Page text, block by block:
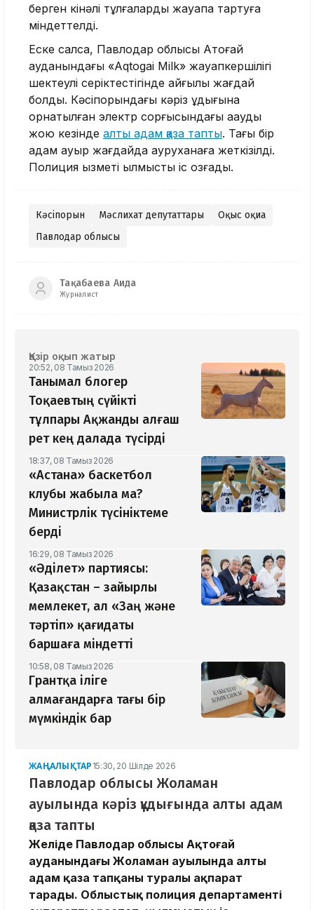
берген кінәлі тұлғаларды жауапқа тартуға
міндеттелді.
Еске салсақ, Павлодар облысы Ақтоғай
ауданындағы «Aqtogai Milk» жауапкершілігі
шектеулі серіктестігінде қайғылы жағдай
болды. Кәсіпорындағы кәріз құдығына
орнатылған электр сорғысындағы ақауды
жою кезінде алты адам қаза тапты. Тағы бір
адам ауыр жағдайда ауруханаға жеткізілді.
Полиция қызметі қылмыстық іс қозғады.
Кәсіпорын Мәслихат депутаттары
Оқыс оқиға
Павлодар облысы
Тақабаева Аида
Журналист
Қазір оқып жатыр
20:52, 08 Тамыз 2026
Танымал блогер
Тоқаевтың сүйікті
тұлпары Ақжанды алғаш
рет кең далада түсірді
18:37, 08 Тамыз 2026
«Астана» баскетбол
клубы жабыла ма?
Министрлік түсініктеме
берді
16:29, 08 Тамыз 2026
«Әділет» партиясы:
Қазақстан – зайырлы
мемлекет, ал «Заң және
тәртіп» қағидаты
баршаға міндетті
10:58, 08 Тамыз 2026
Грантқа іліге
алмағандарға тағы бір
мүмкіндік бар
ЖАҢАЛЫҚТАР 15:30, 20 Шілде 2026
Павлодар облысы Жоламан
ауылында кәріз құдығында алты адам
қаза тапты
Желіде Павлодар облысы Ақтоғай
ауданындағы Жоламан ауылында алты
адам қаза тапқаны туралы ақпарат
тарады. Облыстық полиция департаменті